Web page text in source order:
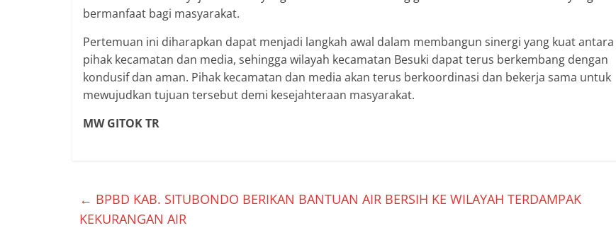
bermanfaat bagi masyarakat.
Pertemuan ini diharapkan dapat menjadi langkah awal dalam membangun sinergi yang kuat antara
pihak kecamatan dan media, sehingga wilayah kecamatan Besuki dapat terus berkembang dengan
kondusif dan aman. Pihak kecamatan dan media akan terus berkoordinasi dan bekerja sama untuk
mewujudkan tujuan tersebut demi kesejahteraan masyarakat.
MW GITOK TR
← BPBD KAB. SITUBONDO BERIKAN BANTUAN AIR BERSIH KE WILAYAH TERDAMPAK
KEKURANGAN AIR